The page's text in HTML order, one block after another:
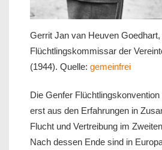
Gerrit Jan van Heuven
Flüchtlingskommissar der
(1944). Quelle: gemeinfrei
Die Genfer
erst aus den Erfahrungen in
Flucht und Vertreibung im
Nach dessen Ende sind in